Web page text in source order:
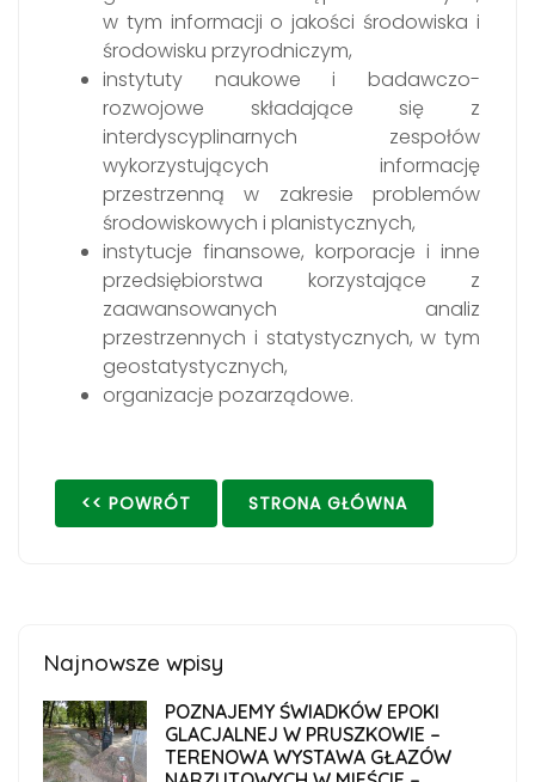
w tym informacji o jakości środowiska i
środowisku przyrodniczym,
instytuty naukowe i badawczo-
rozwojowe składające się z
interdyscyplinarnych zespołów
wykorzystujących informację
przestrzenną w zakresie problemów
środowiskowych i planistycznych,
instytucje finansowe, korporacje i inne
przedsiębiorstwa korzystające z
zaawansowanych analiz
przestrzennych i statystycznych, w tym
geostatystycznych,
organizacje pozarządowe.
<< POWRÓT STRONA GŁÓWNA
Najnowsze wpisy
POZNAJEMY ŚWIADKÓW EPOKI
GLACJALNEJ W PRUSZKOWIE –
TERENOWA WYSTAWA GŁAZÓW